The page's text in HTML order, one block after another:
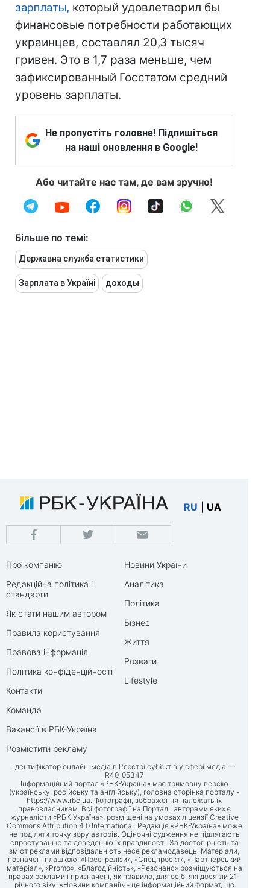
зарплаты, который удовлетворил бы
финансовые потребности работающих
украинцев, составлял 20,3 тысяч
гривен. Это в 1,7 раза меньше, чем
зафиксированный Госстатом средний
уровень зарплаты.
Не пропустіть головне! Підпишіться
на наші оновлення в Google!
Або читайте нас там, де вам зручно!
Більше по темі:
Державна служба статистики
Зарплата в Україні доходы
RU UA
Про компанію
Редакційна політика і
стандарти
Як стати нашим автором
Правила користування
Правова інформація
Політика конфіденційності
Контакти
Команда
Вакансії в РБК-Україна
Розмістити рекламу
Новини України
Аналітика
Політика
Бізнес
Життя
Розваги
Lifestyle
Ідентифікатор онлайн-медіа в Реєстрі суб’єктів у сфері медіа —
R40-05347
Інформаційний портал «РБК-Україна» має тримовну версію
(українську, російську та англійську), головна сторінка порталу -
https://www.rbc.ua. Фотографії, зображення належать їх
правовласникам. Всі фотографії на Порталі, авторами яких є
журналісти «РБК-Україна», розміщені на умовах ліцензії Creative
Commons Attribution 4.0 International. Редакція «РБК-Україна» може
не поділяти точку зору авторів. Оціночні судження не підлягають
спростуванню та доведенню їх правдивості. За достовірність та
зміст реклами відповідальність несе рекламодавець. Матеріали,
позначені плашкою: «Прес-релізи», «Спецпроект», «Партнерський
матеріал», «Promo», «Благодійність», «Резонанс» розміщуються на
правах реклами і призначені, як правило, для осіб, які досягли 21-
річного віку. «Новини компанії» - це інформаційний формат, що